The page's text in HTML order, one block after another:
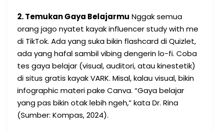
2. Temukan Gaya Belajarmu Nggak semua
orang jago nyatet kayak influencer study with me
di TikTok. Ada yang suka bikin flashcard di Quizlet,
ada yang hafal sambil vibing dengerin lo-fi. Coba
tes gaya belajar (visual, auditori, atau kinestetik)
di situs gratis kayak VARK. Misal, kalau visual, bikin
infographic materi pake Canva. “Gaya belajar
yang pas bikin otak lebih ngeh,” kata Dr. Rina
(Sumber: Kompas, 2024).